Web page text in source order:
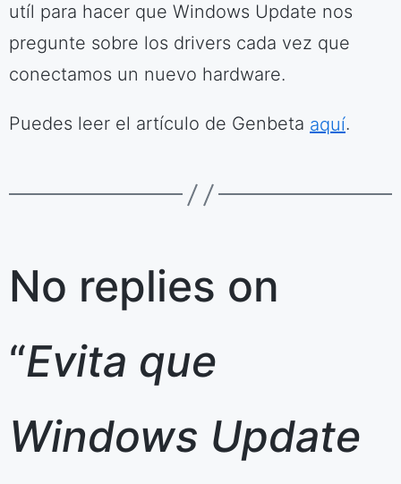
utíl para hacer que Windows Update nos
pregunte sobre los drivers cada vez que
conectamos un nuevo hardware.
Puedes leer el artículo de Genbeta aquí.
No replies on
“Evita que
Windows Update